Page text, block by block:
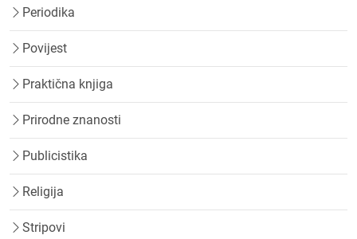
Periodika
Povijest
Praktična knjiga
Prirodne znanosti
Publicistika
Religija
Stripovi